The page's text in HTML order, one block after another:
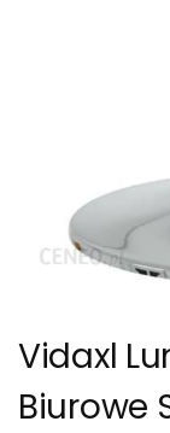
Vidaxl
Biurowe